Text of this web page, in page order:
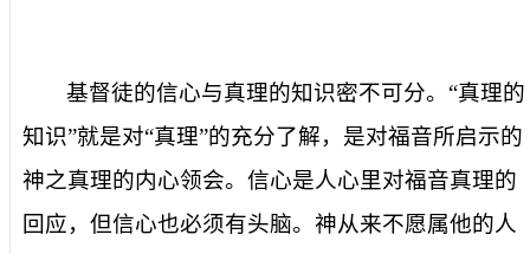
基督徒的信心与真理的知识密不可分。“真理的
知识”就是对“真理”的充分了解，是对福音所启示的
神之真理的内心领会。信心是人心里对福音真理的
回应，但信心也必须有头脑。神从来不愿属他的人